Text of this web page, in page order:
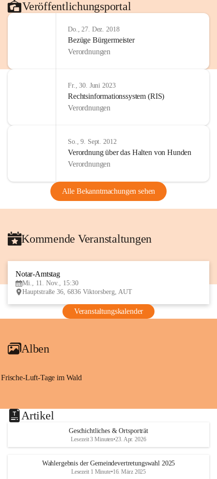
Veröffentlichungsportal
Do., 27. Dez. 2018
Bezüge Bürgermeister
Verordnungen
Fr., 30. Juni 2023
Rechtsinformationssystem (RIS)
Verordnungen
So., 9. Sept. 2012
Verordnung über das Halten von Hunden
Verordnungen
Alle Bekanntmachungen sehen
Kommende Veranstaltungen
Notar-Amtstag
Mi., 11. Nov., 15:30
Hauptstraße 36, 6836 Viktorsberg, AUT
Veranstaltungskalender
Alben
Frische-Luft-Tage im Wald
Artikel
Geschichtliches & Ortsporträt
Lesezeit 3 Minuten•23. Apr. 2026
Wahlergebnis der Gemeindevertretungswahl 2025
Lesezeit 1 Minute•16. März 2025